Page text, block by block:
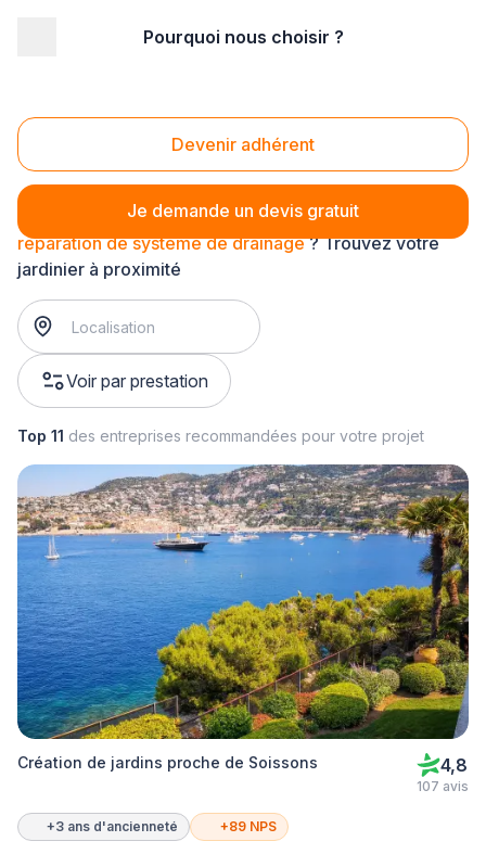
Pourquoi nous choisir ?
Devenir adhérent
Je demande un devis gratuit
Réparation de système de drainage
réparation de système de drainage? Trouvez votre
jardinier à proximité
Voir par prestation
Top 11 des entreprises recommandées pour votre projet
Création de jardins proche de Soissons 4,8
107 avis
+3 ans d'ancienneté +89 NPS